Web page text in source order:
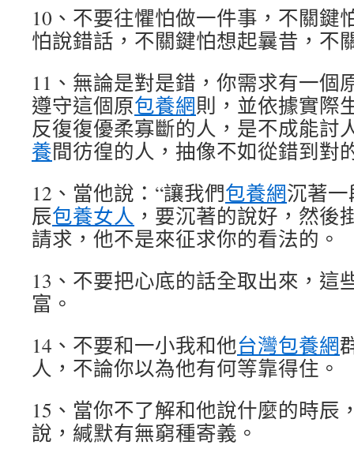
10、不要往懼怕做一件事，不關鍵
怕說錯話，不關鍵怕想起曩昔，不
11、無論是對是錯，你需求有一個
遵守這個原包養網則，並依據實際
反復復優柔寡斷的人，是不成能討
養間彷徨的人，抽像不如從錯到對
12、當他說：“讓我們包養網沉著
辰包養女人 ，要沉著的說好，然後
請求，他不是來征求你的看法的。
13、不要把心底的話全取出來，這
富。
14、不要和一小我和他台灣包養網
人，不論你以為他有何等靠得住。
15、當你不了解和他說什麼的時辰
說，緘默有無窮種寄義。